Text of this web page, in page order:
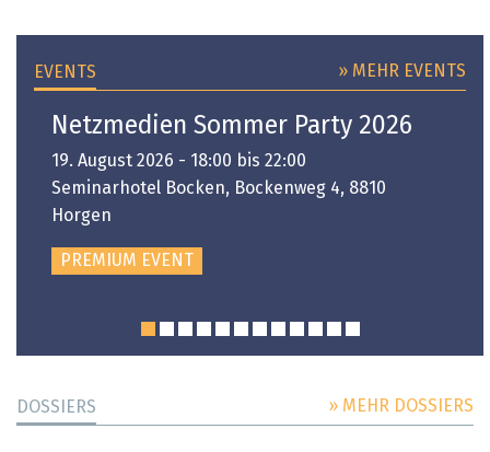
EVENTS » MEHR EVENTS
Netzmedien Sommer Party 2026
19. August 2026 - 18:00 bis 22:00
Seminarhotel Bocken, Bockenweg 4, 8810
Horgen
PREMIUM EVENT
DOSSIERS » MEHR DOSSIERS